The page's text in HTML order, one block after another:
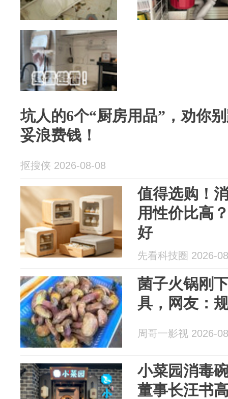
坑人的6个“厨房用品”，劝你
妥浪费钱！
抠搜侠 2026-08-08
值得选购！
用性价比高
好
先看科技圈 2026-
菌子火锅刚
具，网友：
周哥一影视 2026-
小菜园消毒
董事长汪书